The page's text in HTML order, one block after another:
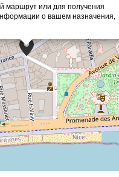
маршрут или для получения
о вашем назначения,